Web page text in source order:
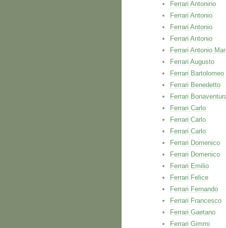
Ferrari Antonino
Ferrari Antonio
Ferrari Antonio
Ferrari Antonio
Ferrari Antonio
Ferrari Augusto
Ferrari Bartolomeo
Ferrari Benedetto
Ferrari
Ferrari Carlo
Ferrari Carlo
Ferrari Carlo
Ferrari Domenico
Ferrari Domenico
Ferrari Emilio
Ferrari Felice
Ferrari Fernando
Ferrari Francesco
Ferrari Gaetano
Ferrari Gimmi